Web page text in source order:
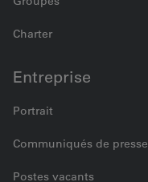
Charter
Entreprise
Portrait
Communiqués de presse
Postes vacants